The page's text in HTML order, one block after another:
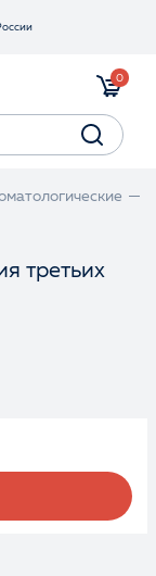
0
третьих